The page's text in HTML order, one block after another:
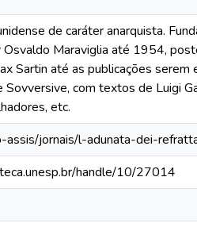
de caráter anarquista.
Osvaldo Maraviglia até 1954,
Sartin até as publicações
Sovversive, com textos de Luigi
etc.
assis/jornais/l-adunata-dei-
handle/10/27014